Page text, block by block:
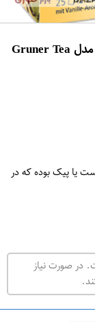
بسته دمنوش گیاهی چای سبز و وانیل مسمر مدل Gruner Tea
یا پیک بوده که در
در صورت نیاز